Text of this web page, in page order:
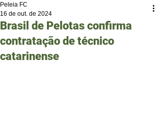
Brasil de Pelotas confirma
contratação de técnico
catarinense
Peleia FC
16 de out. de 2024